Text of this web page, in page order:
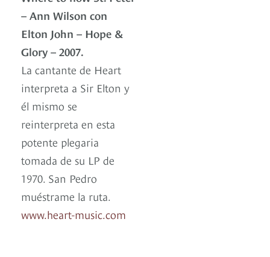
– Ann Wilson con
Elton John – Hope &
Glory – 2007.
La cantante de Heart
interpreta a Sir Elton y
él mismo se
reinterpreta en esta
potente plegaria
tomada de su LP de
1970. San Pedro
muéstrame la ruta.
www.heart-music.com